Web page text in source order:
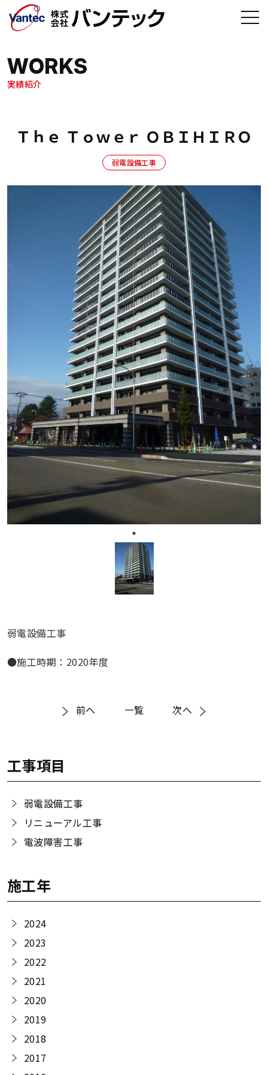
メインコンテンツへ移動
WORKS
実績紹介
Ｔｈｅ Ｔｏｗｅｒ ＯＢＩＨＩＲＯ
弱電設備工事
弱電設備工事
●施工時期：2020年度
前へ 一覧 次へ
工事項目
弱電設備工事
リニューアル工事
電波障害工事
施工年
2024
2023
2022
2021
2020
2019
2018
2017